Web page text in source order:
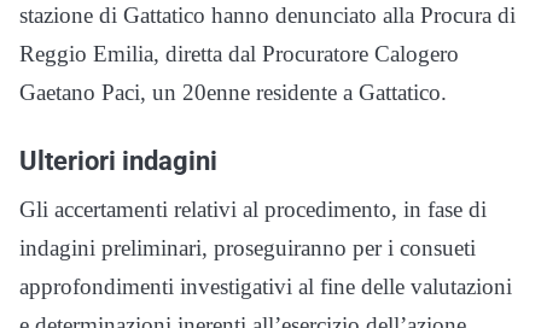
stazione di Gattatico hanno denunciato alla Procura di
Reggio Emilia, diretta dal Procuratore Calogero
Gaetano Paci, un 20enne residente a Gattatico.
Ulteriori indagini
Gli accertamenti relativi al procedimento, in fase di
indagini preliminari, proseguiranno per i consueti
approfondimenti investigativi al fine delle valutazioni